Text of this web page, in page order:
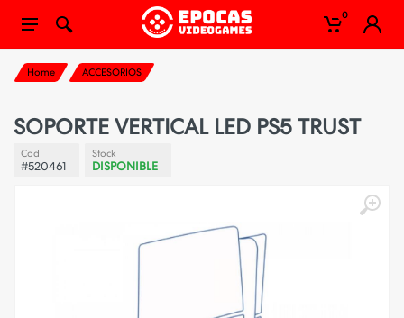
0
Home ACCESORIOS
SOPORTE VERTICAL LED PS5 TRUST
Cod
#520461
Stock
DISPONIBLE